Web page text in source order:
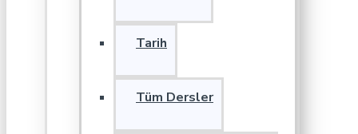
Tarih
Tüm Dersler